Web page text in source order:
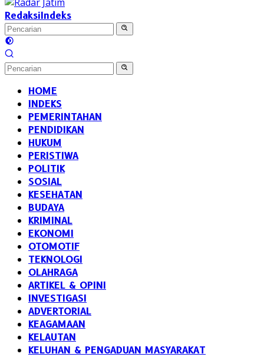
RedaksiIndeks
HOME
INDEKS
PEMERINTAHAN
PENDIDIKAN
HUKUM
PERISTIWA
POLITIK
SOSIAL
KESEHATAN
BUDAYA
KRIMINAL
EKONOMI
OTOMOTIF
TEKNOLOGI
OLAHRAGA
ARTIKEL & OPINI
INVESTIGASI
ADVERTORIAL
KEAGAMAAN
KELAUTAN
KELUHAN & PENGADUAN MASYARAKAT